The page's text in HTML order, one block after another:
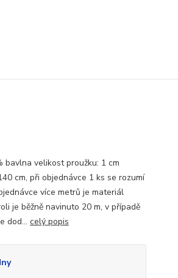
bavlna velikost proužku: 1 cm
cm, při objednávce 1 ks se rozumí
více metrů je materiál
je běžně navinuto 20 m, v případě
dod... celý popis